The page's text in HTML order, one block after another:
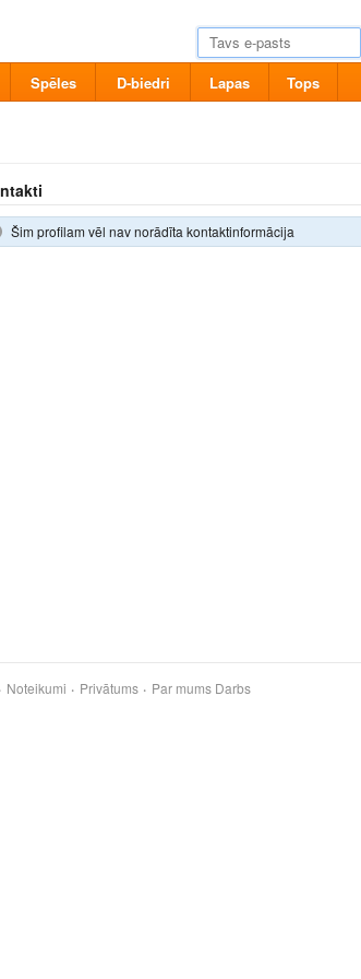
Spēles D-biedri Lapas Tops
Šim profilam vēl nav norādīta kontaktinformācija
Noteikumi Privātums Par mums Darbs